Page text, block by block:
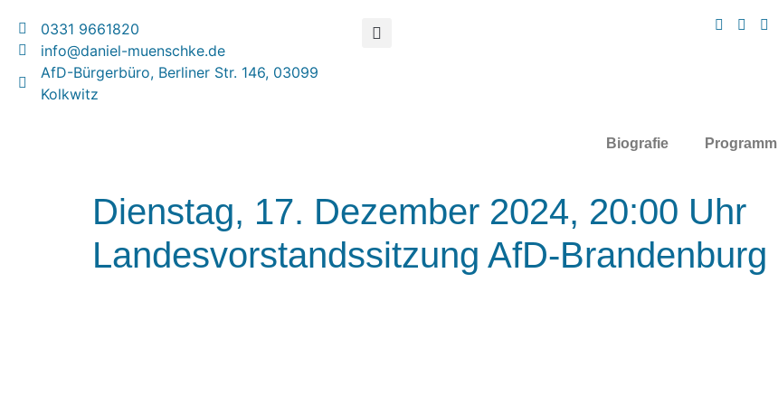
0331 9661820
info@daniel-muenschke.de
AfD-Bürgerbüro, Berliner Str. 146, 03099
Kolkwitz
Biografie Programm
Dienstag, 17. Dezember 2024, 20:00 Uhr
Landesvorstandssitzung AfD-Brandenburg